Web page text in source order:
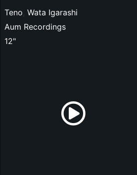
Teno, Wata Igarashi
Aum Recordings
12"